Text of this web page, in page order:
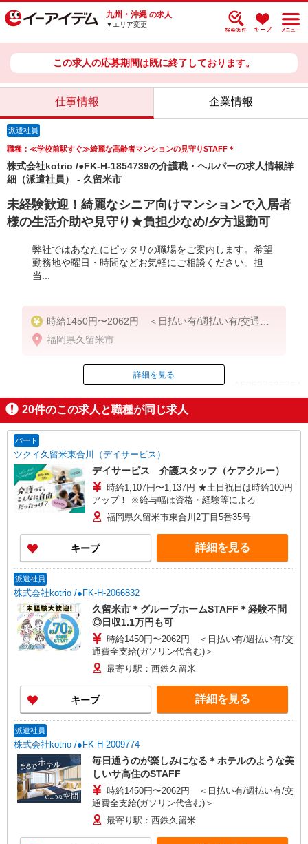
九州・沖縄 の求人
▼エリア変更
この求人の応募期間は既に終了しております。
仕事情報 企業情報
派遣社員
職種：≪学校前駅すぐ≫綺麗な高齢者マンションの見守りSTAFF＊
株式会社kotrio /●FK-H-1854739の介護職・ヘルパーの求人情報詳
細（派遣社員） - 久留米市
未経験歓迎！綺麗なシニア向けマンションで入居者
様の生活介助や見守り★負担少なめ/夕方退勤可
弊社ではあなたにピッタリの職場をご案内します。希望
勤務地や曜日・時間などお気軽にご相談ください。担
当...
時給1450円〜2062円 ＜日払い有/週払い有/交通費
全支給(ガソリン代含む)＞
福岡県久留米市
ID：AE0527635764
掲載期間終了
詳細を見る
20件のこの求人と職種が同じ求人
パート
ツクイ久留米東合川（デイサービス）
デイサービス 介護スタッフ（ケアクルー）
時給1,107円〜1,137円 ★土日祝日は時給100円
アップ！ ※給与幅は資格・経験等による
福岡県久留米市東合川2丁目5番35号
キープ 詳細を見る
派遣社員
株式会社kotrio /●FK-H-2066832
久留米市＊グループホームSTAFF＊経験不問
◎日収1.1万円も可
時給1450円〜2062円 ＜日払い有/週払い有/交
通費全支給(ガソリン代含む)＞
最寄り駅：西鉄久留米
キープ 詳細を見る
派遣社員
株式会社kotrio /●FK-H-2009774
毎日通うのが楽しみになる＊ホテルのような美
しいサ高住のSTAFF
時給1450円〜2062円 ＜日払い有/週払い有/交
通費全支給(ガソリン代含む)＞
最寄り駅：西鉄久留米